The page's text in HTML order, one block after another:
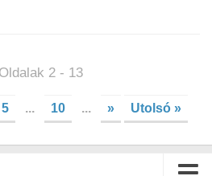
Oldalak 2 - 13
5 ... 10 ... » Utolsó »